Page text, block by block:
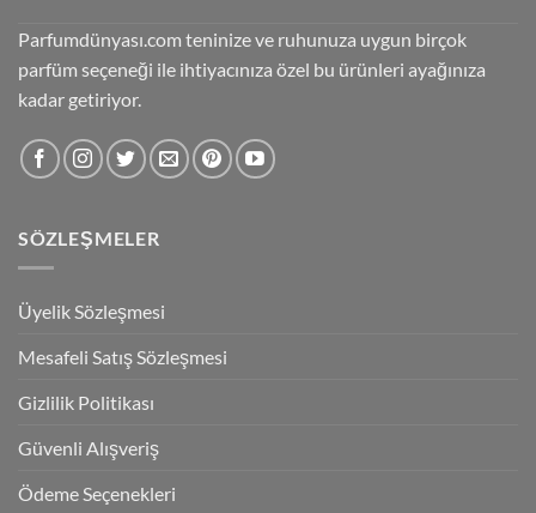
Parfumdünyası.com teninize ve ruhunuza uygun birçok
parfüm seçeneği ile ihtiyacınıza özel bu ürünleri ayağınıza
kadar getiriyor.
SÖZLEŞMELER
Üyelik Sözleşmesi
Mesafeli Satış Sözleşmesi
Gizlilik Politikası
Güvenli Alışveriş
Ödeme Seçenekleri